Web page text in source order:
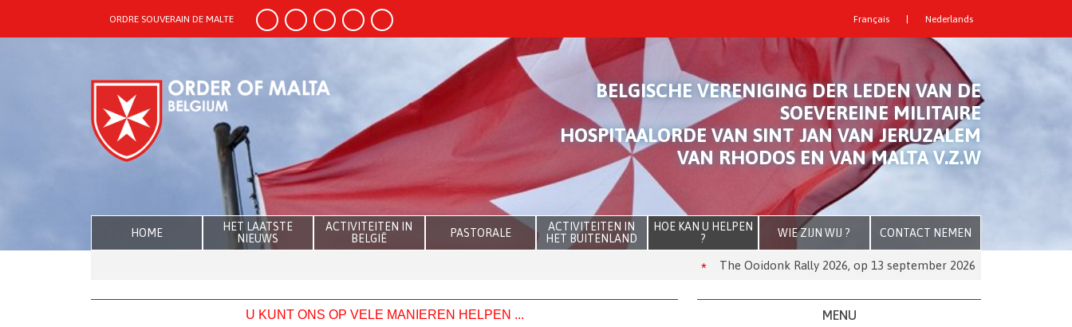
ORDRE SOUVERAIN DE MALTE Français | Nederlands
BELGISCHE VERENIGING DER LEDEN VAN DE
SOEVEREINE MILITAIRE
HOSPITAALORDE VAN SINT JAN VAN JERUZALEM
VAN RHODOS EN VAN MALTA V.Z.W
HOME
HET LAATSTE
NIEUWS
ACTIVITEITEN IN
BELGIË
PASTORALE
ACTIVITEITEN IN
HET BUITENLAND
HOE KAN U HELPEN
?
WIE ZIJN WIJ ? CONTACT NEMEN
The Ooidonk Rally 2026, op 13 september 2026
U KUNT ONS OP VELE MANIEREN HELPEN ... MENU